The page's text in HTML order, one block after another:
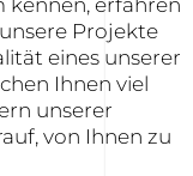
Projekte
eines unserer
Ihnen viel
unserer
von Ihnen zu